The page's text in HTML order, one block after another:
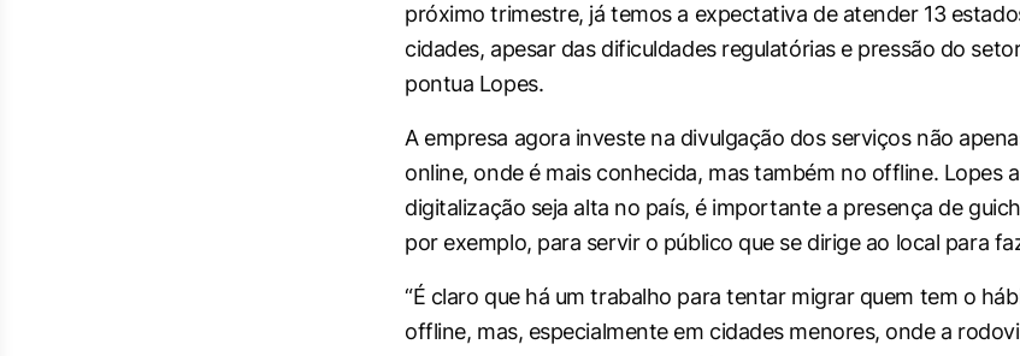
próximo trimestre, já temos a expectativa de atender 13
cidades, apesar das dificuldades regulatórias e pressão do
pontua Lopes.
A empresa agora investe na divulgação dos serviços não
online, onde é mais conhecida, mas também no offline. Lopes
digitalização seja alta no país, é importante a presença de
por exemplo, para servir o público que se dirige ao local para
“É claro que há um trabalho para tentar migrar quem tem o
offline, mas, especialmente em cidades menores, onde a